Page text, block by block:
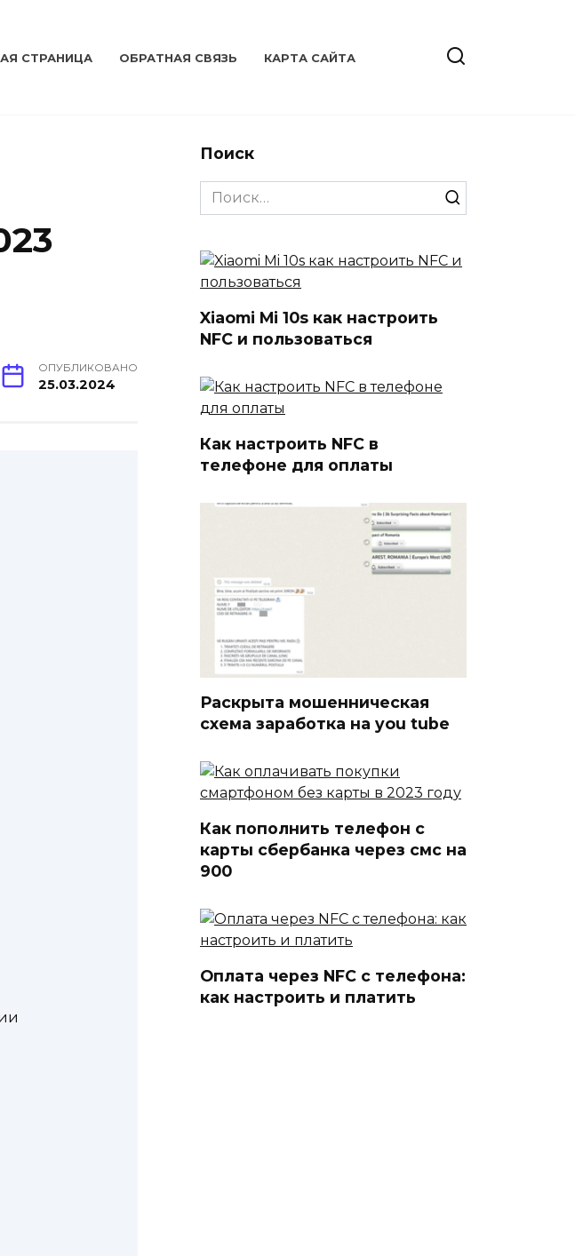
СТРАНИЦА ОБРАТНАЯ СВЯЗЬ КАРТА САЙТА
ОПУБЛИКОВАНО
25.03.2024
Поиск
Search
for:
Xiaomi Mi 10s как настроить
NFC и пользоваться
Как настроить NFC в
телефоне для оплаты
Раскрыта мошенническая
схема заработка на you tube
Как пополнить телефон с
карты сбербанка через смс на
900
Оплата через NFC с телефона:
как настроить и платить